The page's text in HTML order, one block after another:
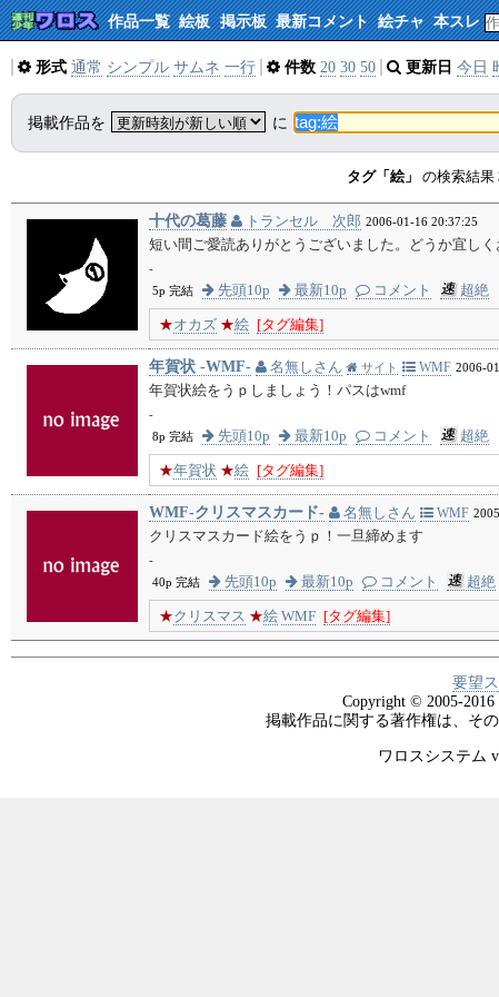
作品一覧 絵板 掲示板 最新コメント 絵チャ 本スレ
形式 通常 シンプル サムネ 一行 件数 20 30 50 更新日 今日
掲載作品を に
タグ「絵」 の検索結果
十代の葛藤 トランセル 次郎 2006-01-16 20:37:25
短い間ご愛読ありがとうございました。どうか宜しく
-
5p 完結
先頭10p 最新10p コメント 超絶
★オカズ ★絵 [タグ編集]
年賀状 -WMF- 名無しさん サイト WMF 2006-
年賀状絵をうｐしましょう！パスはwmf
-
8p 完結
先頭10p 最新10p コメント 超絶
★年賀状 ★絵 [タグ編集]
WMF-クリスマスカード- 名無しさん WMF
クリスマスカード絵をうｐ！一旦締めます
-
40p 完結
先頭10p 最新10p コメント 超絶
★クリスマス ★絵 WMF [タグ編集]
要望
Copyright © 2005-2016
掲載作品に関する著作権は、そ
ワロスシステム